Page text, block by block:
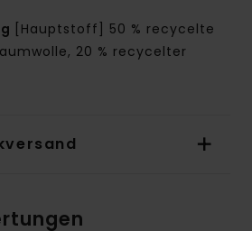
[Hauptstoff] 50 % recycelte
20 % recycelter